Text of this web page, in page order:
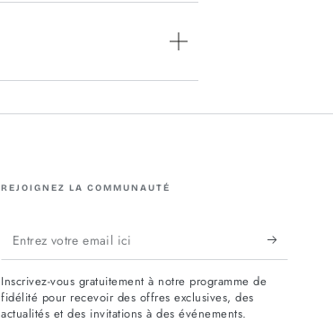
REJOIGNEZ LA COMMUNAUTÉ
Entrez
votre
email
ici
Inscrivez-vous gratuitement à notre programme de
fidélité pour recevoir des offres exclusives, des
actualités et des invitations à des événements.